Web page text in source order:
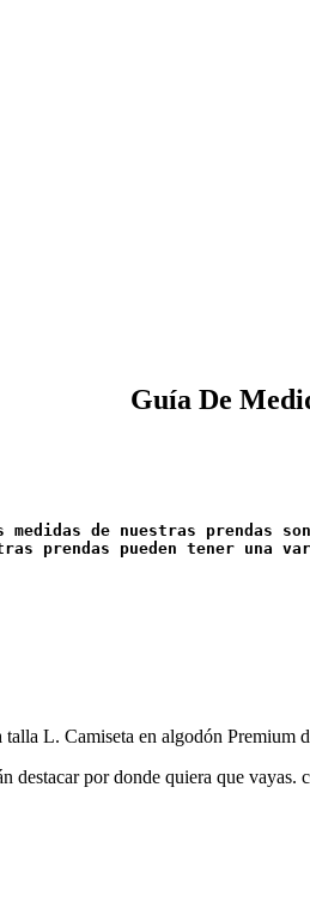
Guía De
medidas de nuestras prendas
prendas pueden tener una
L. Camiseta en algodón
destacar por donde quiera que vayas.